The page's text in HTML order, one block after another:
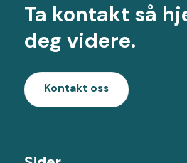
Ta kontakt så
deg videre.
Kontakt oss